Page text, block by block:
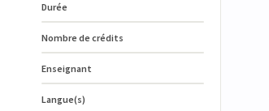
Durée
Nombre de crédits
Enseignant
Langue(s)